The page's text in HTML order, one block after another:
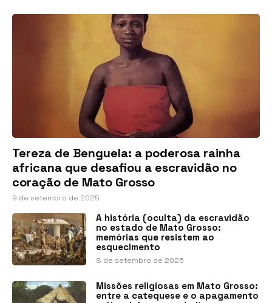
Tereza de Benguela: a poderosa rainha
africana que desafiou a escravidão no
coração de Mato Grosso
9 de setembro de 2025
A história (oculta) da escravidão
no estado de Mato Grosso:
memórias que resistem ao
esquecimento
8 de setembro de 2025
Missões religiosas em Mato Grosso:
entre a catequese e o apagamento